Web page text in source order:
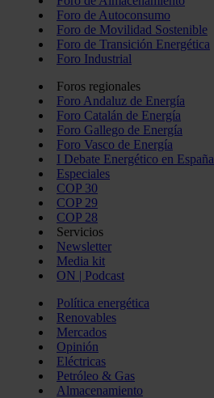
Foro de Autoconsumo
Foro de Movilidad Sostenible
Foro de Transición Energética
Foro Industrial
Foros regionales
Foro Andaluz de Energía
Foro Catalán de Energía
Foro Gallego de Energía
Foro Vasco de Energía
I Debate Energético en España
Especiales
COP 30
COP 29
COP 28
Servicios
Newsletter
Media kit
ON | Podcast
Política energética
Renovables
Mercados
Opinión
Eléctricas
Petróleo & Gas
Almacenamiento